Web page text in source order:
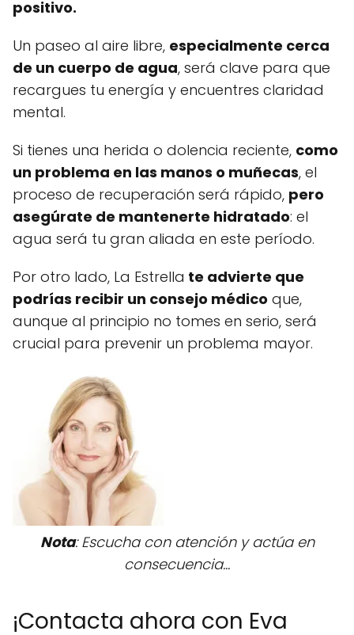
positivo.
Un paseo al aire libre, especialmente cerca
de un cuerpo de agua, será clave para que
recargues tu energía y encuentres claridad
mental.
Si tienes una herida o dolencia reciente, como
un problema en las manos o muñecas, el
proceso de recuperación será rápido, pero
asegúrate de mantenerte hidratado: el
agua será tu gran aliada en este período.
Por otro lado, La Estrella te advierte que
podrías recibir un consejo médico que,
aunque al principio no tomes en serio, será
crucial para prevenir un problema mayor.
Nota: Escucha con atención y actúa en
consecuencia...
¡Contacta ahora con Eva